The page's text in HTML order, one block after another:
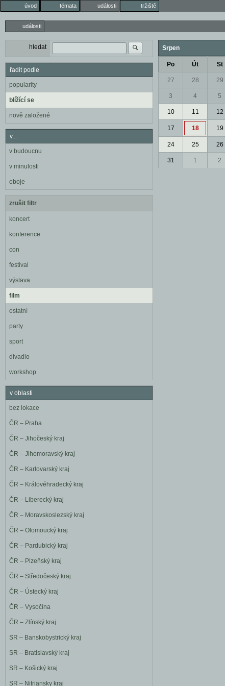
úvod témata události tržiště
události
hledat
řadit podle
popularity
blížící se
nově založené
v...
v budoucnu
v minulosti
oboje
zrušit filtr
koncert
konference
con
festival
výstava
film
ostatní
party
sport
divadlo
workshop
v oblasti
bez lokace
ČR – Praha
ČR – Jihočeský kraj
ČR – Jihomoravský kraj
ČR – Karlovarský kraj
ČR – Královéhradecký kraj
ČR – Liberecký kraj
ČR – Moravskoslezský kraj
ČR – Olomoucký kraj
ČR – Pardubický kraj
ČR – Plzeňský kraj
ČR – Středočeský kraj
ČR – Ústecký kraj
ČR – Vysočina
ČR – Zlínský kraj
SR – Banskobystrický kraj
SR – Bratislavský kraj
SR – Košický kraj
SR – Nitriansky kraj
Srpen
Po Út St
27 28 29
3 4 5
10 11 12
17 18 19
24 25 26
31 1 2